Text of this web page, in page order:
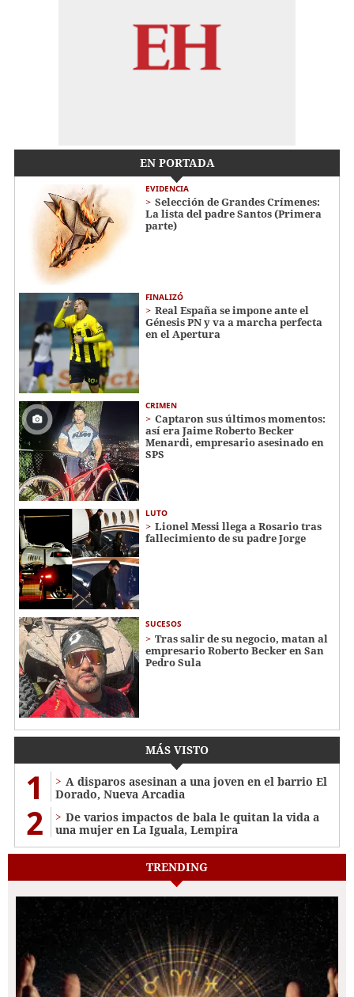
EN PORTADA
EVIDENCIA
Selección de Grandes Crímenes:
La lista del padre Santos (Primera
parte)
FINALIZÓ
Real España se impone ante el
Génesis PN y va a marcha perfecta
en el Apertura
CRIMEN
Captaron sus últimos momentos:
así era Jaime Roberto Becker
Menardi​​​, empresario asesinado en
SPS
LUTO
Lionel Messi llega a Rosario tras
fallecimiento de su padre Jorge
SUCESOS
Tras salir de su negocio, matan al
empresario Roberto Becker en San
Pedro Sula
MÁS VISTO
1
A disparos asesinan a una joven en el barrio El
Dorado, Nueva Arcadia
2
De varios impactos de bala le quitan la vida a
una mujer en La Iguala, Lempira
TRENDING